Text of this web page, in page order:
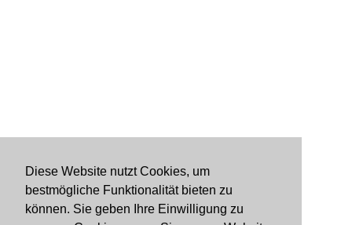
Diese Website nutzt Cookies, um
bestmögliche Funktionalität bieten zu
können. Sie geben Ihre Einwilligung zu